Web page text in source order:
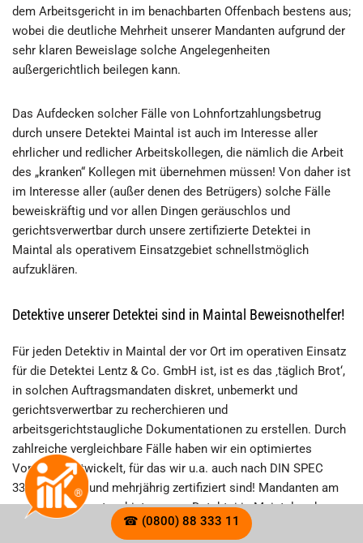
dem Arbeitsgericht in im benachbarten Offenbach bestens aus;
wobei die deutliche Mehrheit unserer Mandanten aufgrund der
sehr klaren Beweislage solche Angelegenheiten
außergerichtlich beilegen kann.
Das Aufdecken solcher Fälle von Lohnfortzahlungsbetrug
durch unsere Detektei Maintal ist auch im Interesse aller
ehrlicher und redlicher Arbeitskollegen, die nämlich die Arbeit
des „kranken“ Kollegen mit übernehmen müssen! Von daher ist
im Interesse aller (außer denen des Betrügers) solche Fälle
beweiskräftig und vor allen Dingen geräuschlos und
gerichtsverwertbar durch unsere zertifizierte Detektei in
Maintal als operativem Einsatzgebiet schnellstmöglich
aufzuklären.
Detektive unserer Detektei sind in Maintal Beweisnothelfer!
Für jeden Detektiv in Maintal der vor Ort im operativen Einsatz
für die Detektei Lentz & Co. GmbH ist, ist es das ‚täglich Brot‘,
in solchen Auftragsmandaten diskret, unbemerkt und
gerichtsverwertbar zu recherchieren und
arbeitsgerichtstaugliche Dokumentationen zu erstellen. Durch
zahlreiche vergleichbare Fälle haben wir ein optimiertes
Vorgehen entwickelt, für das wir u.a. auch nach DIN SPEC
33452 geprüft und mehrjährig zertifiziert sind! Mandanten am
operativen Einsatzgebiet unserer Detektei in Maintal und
Umgebung profitieren von dieser Qualität. Häufig bestätigen
☎ (0800) 88 333 11